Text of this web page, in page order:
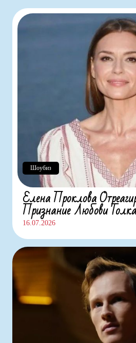
Елена Проклова
Признание Любови
16.07.2026
Шоубиз